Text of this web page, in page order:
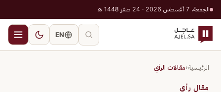
الجمعة، 7 أغسطس 2026 · 24 صفر 1448 هـ
EN
الرئيسية‹مقالات الرأي
مقال رأي